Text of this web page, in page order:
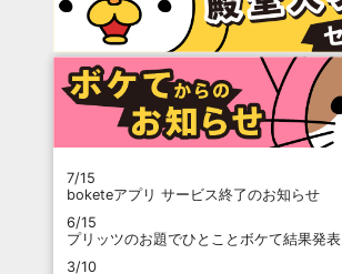
7/15
boketeアプリ サービス終了のお知らせ
6/15
プリッツのお題でひとことボケて結果発表
3/10